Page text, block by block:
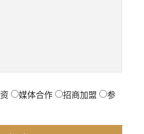
媒体合作 招商加盟
参